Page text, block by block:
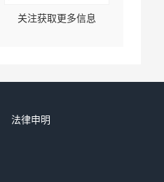
关注获取更多信息
法律申明